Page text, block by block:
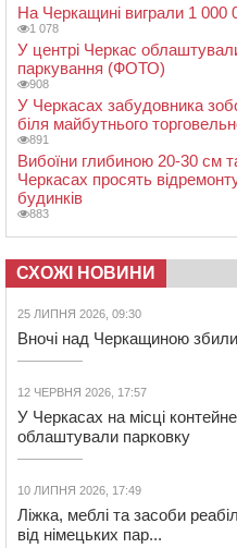
На Черкащині виграли 1 000
1 078
У центрі Черкас
паркування (ФОТО)
908
У Черкасах забудовника
біля майбутнього
891
Вибоїни глибиною 20-30 см
Черкасах просять
будинків
883
СХОЖІ НОВИНИ
25 ЛИПНЯ 2026, 09:30
Вночі над Черкащиною
12 ЧЕРВНЯ 2026, 17:57
У Черкасах на місці
облаштували парковку
10 ЛИПНЯ 2026, 17:49
Ліжка, меблі та засоби
від німецьких пар...